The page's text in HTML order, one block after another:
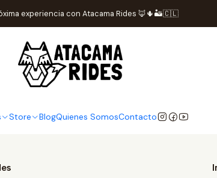
Store BlogQuienes SomosContacto
experiencia con Atacama Rides 🦊🌵🏜️🇨🇱
Inicio Política de privacidad
Seguridad y Privacidad
de crédito o débito para el comercio en línea,